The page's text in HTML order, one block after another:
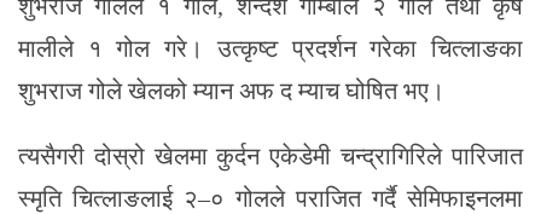
शुभराज गोलेले १ गोल, शन्देश गोम्बाले २ गोल तथा कृष
मालीले १ गोल गरे। उत्कृष्ट प्रदर्शन गरेका चित्लाङका
शुभराज गोले खेलको म्यान अफ द म्याच घोषित भए।
त्यसैगरी दोस्रो खेलमा कुर्दन एकेडेमी चन्द्रागिरिले पारिजात
स्मृति चित्लाङलाई २–० गोलले पराजित गर्दै सेमिफाइनलमा